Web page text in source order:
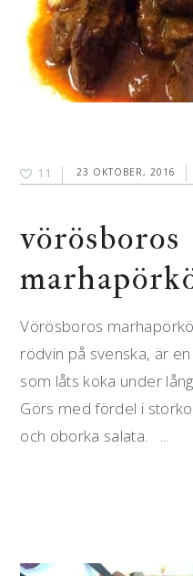
11 23 OKTOBER, 2016
vörösboros
Vörösboros
rödvin på svenska, är
som låts koka under
Görs med fördel i
och oborka salata. ...